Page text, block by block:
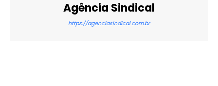
Agência Sindical
https://agenciasindical.com.br